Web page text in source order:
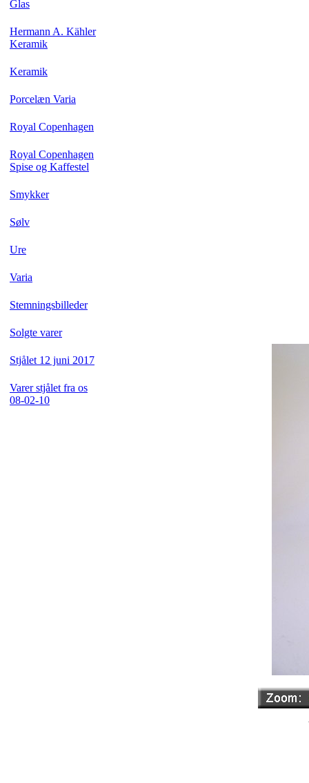
Glas
Hermann A. Kähler
Keramik
Keramik
Porcelæn Varia
Royal Copenhagen
Royal Copenhagen
Spise og Kaffestel
Smykker
Sølv
Ure
Varia
Stemningsbilleder
Solgte varer
Stjålet 12 juni 2017
Varer stjålet fra os
08-02-10